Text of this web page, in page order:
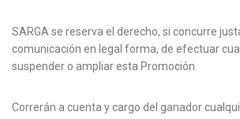
SARGA se reserva el derecho, si concurre
comunicación en legal forma, de efectuar
suspender o ampliar esta Promoción.
Correrán a cuenta y cargo del ganador